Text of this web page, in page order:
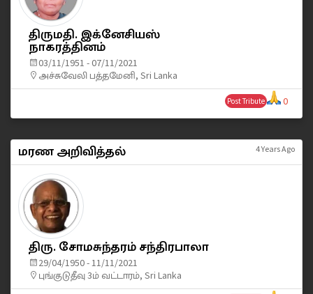
திருமதி. இக்னேசியஸ்
நாகரத்தினம்
03/11/1951 - 07/11/2021
அச்சுவேலி பத்தமேனி, Sri Lanka
0
Post Tribute
மரண அறிவித்தல் 4 Years Ago
திரு. சோமசுந்தரம் சந்திரபாலா
29/04/1950 - 11/11/2021
புங்குடுதீவு 3ம் வட்டாரம், Sri Lanka